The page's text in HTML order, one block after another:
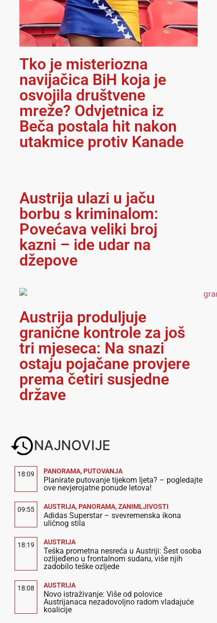
Tko je misteriozna
navijačica BiH koja je
osvojila društvene
mreže? Odvjetnica iz
Beča postala hit nakon
utakmice protiv Kanade
Austrija ulazi u jaču
borbu s kriminalom:
Povećava veliki broj
kazni – ide udar na
džepove
Austrija produljuje
granične kontrole za još
tri mjeseca: Na snazi
ostaju pojačane provjere
prema četiri susjedne
države
NAJNOVIJE
18:09 PANORAMA, PUTOVANJA
Planirate putovanje tijekom ljeta? – pogledajte
ove nevjerojatne ponude letova!
09:55 AUSTRIJA, PANORAMA,ZANIMLJIVOSTI
Adidas Superstar – svevremenska ikona
uličnog stila
18:19 AUSTRIJA
Teška prometna nesreća u Austriji: Šest osoba
ozlijeđeno u frontalnom sudaru, više njih
zadobilo teške ozljede
18:08 AUSTRIJA
Novo istraživanje: Više od polovice
Austrijanaca nezadovoljno radom vladajuće
koalicije